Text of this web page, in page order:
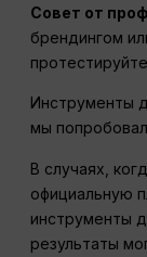
Совет от
брендингом
Инструменты
мы
В случаях,
официальную
инструменты
результаты